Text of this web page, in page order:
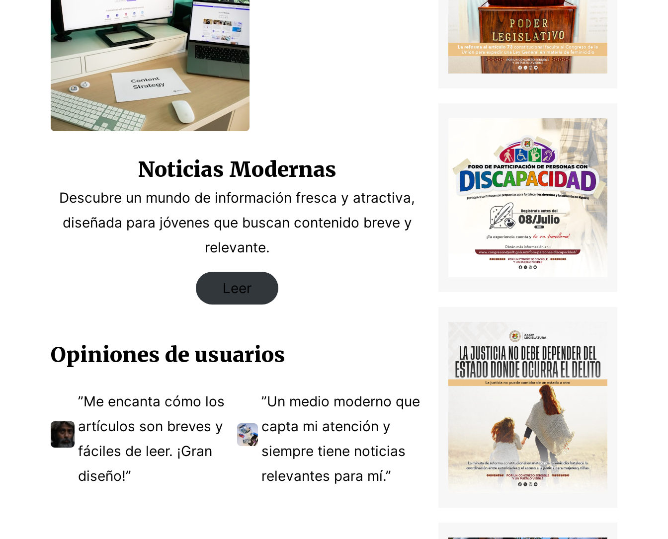
Noticias Modernas
Descubre un mundo de información fresca y atractiva,
diseñada para jóvenes que buscan contenido breve y
relevante.
Leer
Opiniones de usuarios
”Me encanta cómo los
artículos son breves y
fáciles de leer. ¡Gran
diseño!”
”Un medio moderno que
capta mi atención y
siempre tiene noticias
relevantes para mí.”